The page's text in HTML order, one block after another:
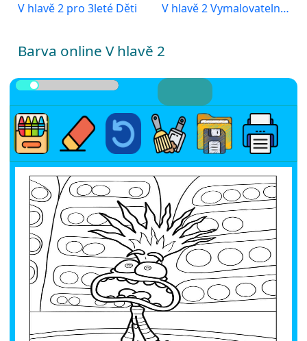
V hlavě 2 pro 3leté Děti V hlavě 2 Vymalovatelné pro Děti
Barva online V hlavě 2